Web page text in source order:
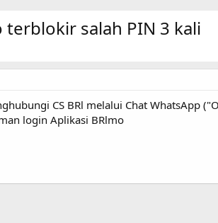
salah PIN 3 kali
CS BRl melalui Chat WhatsApp
login Aplikasi BRlmo